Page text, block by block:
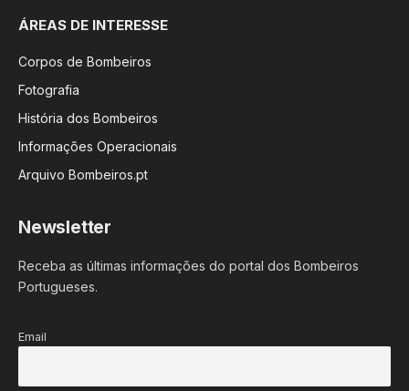
ÁREAS DE INTERESSE
Corpos de Bombeiros
Fotografia
História dos Bombeiros
Informações Operacionais
Arquivo Bombeiros.pt
Newsletter
Receba as últimas informações do portal dos Bombeiros
Portugueses.
Email